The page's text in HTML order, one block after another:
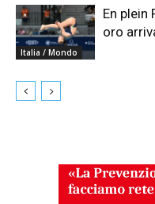
Italia / Mondo
En plein
oro